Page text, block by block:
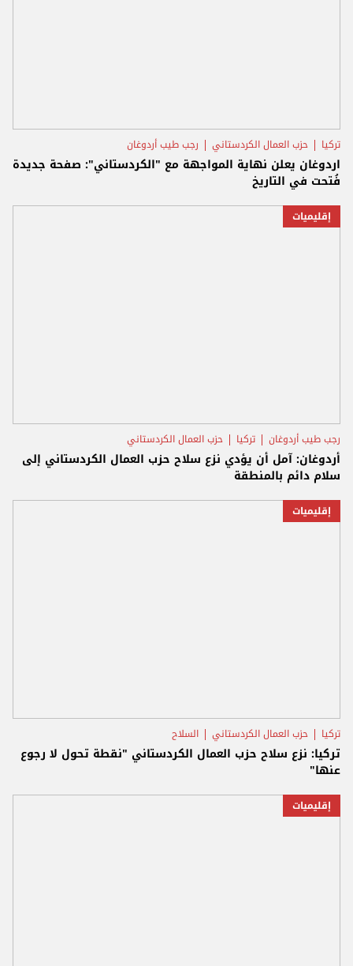
تركيا حزب العمال الكردستاني رجب طيب أردوغان
اردوغان يعلن نهاية المواجهة مع "الكردستاني": صفحة جديدة
فُتحت في التاريخ
إقليميات
رجب طيب أردوغان تركيا حزب العمال الكردستاني
أردوغان: آمل أن يؤدي نزع سلاح حزب العمال الكردستاني إلى
سلام دائم بالمنطقة
إقليميات
تركيا حزب العمال الكردستاني السلاح
تركيا: نزع سلاح حزب العمال الكردستاني "نقطة تحول لا رجوع
عنها"
إقليميات